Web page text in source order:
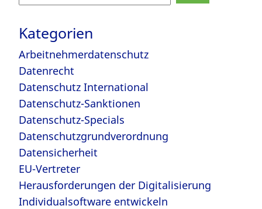
nach:
Kategorien
Arbeitnehmerdatenschutz
Datenrecht
Datenschutz International
Datenschutz-Sanktionen
Datenschutz-Specials
Datenschutzgrundverordnung
Datensicherheit
EU-Vertreter
Herausforderungen der Digitalisierung
Individualsoftware entwickeln